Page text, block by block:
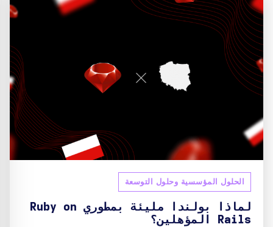
الحلول المؤسسية وحلول التوسعة
لماذا بولندا مليئة بمطوري Ruby on
Rails المؤهلين؟